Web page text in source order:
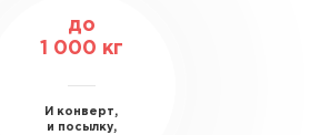
до
1 000 кг
И конверт,
и посылку,